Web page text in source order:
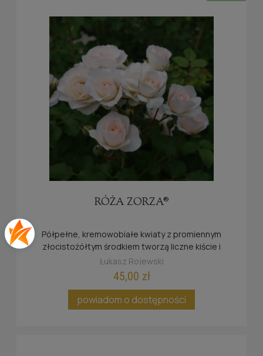
RÓŻA ZORZA®
Półpełne, kremowobiałe kwiaty z promiennym
złocistożółtym środkiem tworzą liczne kiście i
nadają krzewowi lekki, naturalny wygląd.
Łukasz Rojewski
45,00 zł
powiadom o dostępności